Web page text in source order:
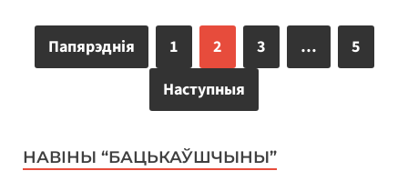
Папярэднія 1 2 3 …
5
Наступныя
НАВІНЫ “БАЦЬКАЎШЧЫНЫ”